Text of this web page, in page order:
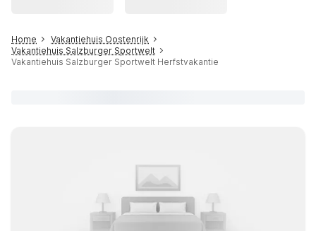
Home
Vakantiehuis Oostenrijk
Vakantiehuis Salzburger Sportwelt
Vakantiehuis Salzburger Sportwelt Herfstvakantie